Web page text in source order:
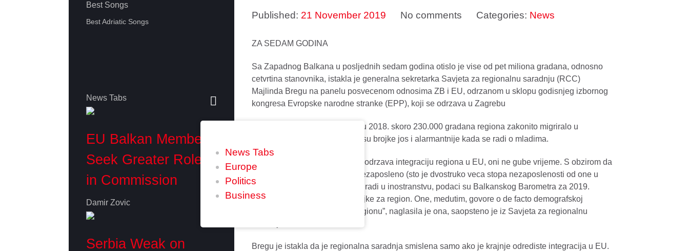
Best Songs
Best Adriatic Songs
News Tabs
Europe
Politics
Business
News Tabs
EU Balkan Members
Seek Greater Role
in Commission
Damir Zovic
Serbia Weak on
Published: 21 November 2019 No comments Categories: News
ZA SEDAM GODINA
Sa Zapadnog Balkana u posljednih sedam godina otislo je vise od pet miliona gradana, odnosno
cetvrtina stanovnika, istakla je generalna sekretarka Savjeta za regionalnu saradnju (RCC)
Majlinda Bregu na panelu posvecenom odnosima ZB i EU, odrzanom u sklopu godisnjeg izbornog
kongresa Evropske narodne stranke (EPP), koji se odrzava u Zagrebu
Bregu je naglasila da je samo u 2018. skoro 230.000 gradana regiona zakonito migriralo u
Evropsku unijuj, naglasivsi da su brojke jos i alarmantnije kada se radi o mladima.
“Naime, iako 61 odsto mladih podrzava integraciju regiona u EU, oni ne gube vrijeme. S obzirom da
je 35 posto mladih u regionu nezaposleno (sto je dvostruko veca stopa nezaposlenosti od one u
EU), 62 odsto njih zeli da ode i radi u inostranstvu, podaci su Balkanskog Barometra za 2019.
godinu. Ovo su alarmantne brojke za region. One, medutim, govore o de facto demografskoj
europeizaciji stanovnistva u regionu”, naglasila je ona, saopsteno je iz Savjeta za regionalnu
Bregu je istakla da je regionalna saradnja smislena samo ako je krajnje odrediste integracija u EU.